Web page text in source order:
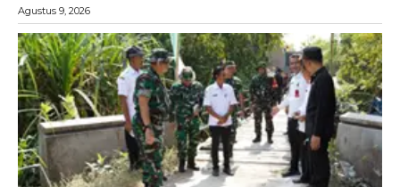
Agustus 9, 2026